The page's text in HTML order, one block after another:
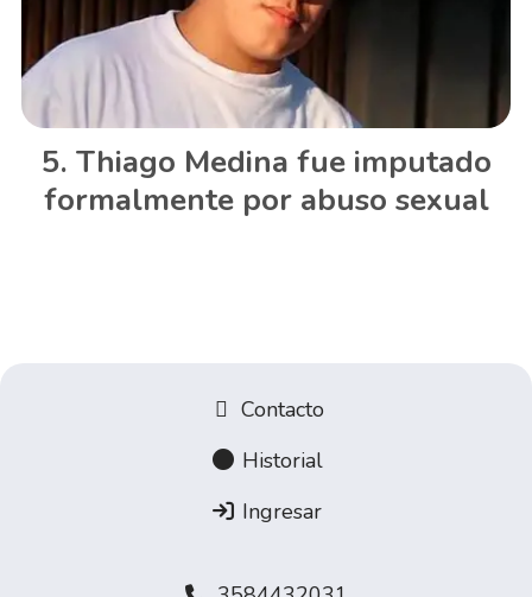
Thiago Medina fue imputado
formalmente por abuso sexual
Contacto
Historial
Ingresar